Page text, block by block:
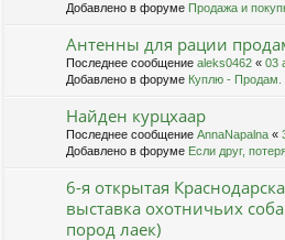
Добавлено в форуме Продажа и
Антенны для рации
Последнее сообщение aleks0462 « 03
Добавлено в форуме Куплю - Продам.
Найден курцхаар
Последнее сообщение AnnaNapalna «
Добавлено в форуме Если друг,
6-я открытая
выставка охотничьих
пород лаек)